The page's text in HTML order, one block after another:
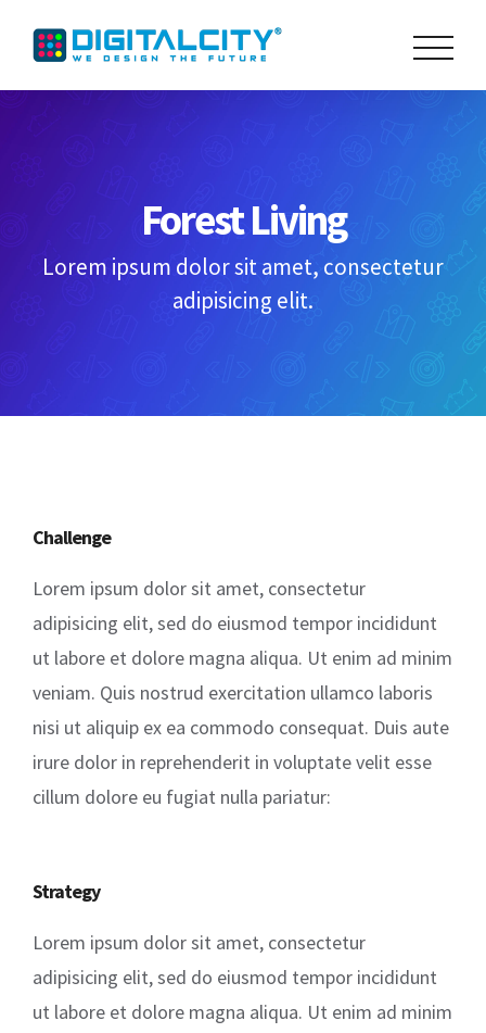
content
Forest Living
Lorem ipsum dolor sit amet, consectetur
adipisicing elit.
Challenge
Lorem ipsum dolor sit amet, consectetur
adipisicing elit, sed do eiusmod tempor incididunt
ut labore et dolore magna aliqua. Ut enim ad minim
veniam. Quis nostrud exercitation ullamco laboris
nisi ut aliquip ex ea commodo consequat. Duis aute
irure dolor in reprehenderit in voluptate velit esse
cillum dolore eu fugiat nulla pariatur:
Strategy
Lorem ipsum dolor sit amet, consectetur
adipisicing elit, sed do eiusmod tempor incididunt
ut labore et dolore magna aliqua. Ut enim ad minim